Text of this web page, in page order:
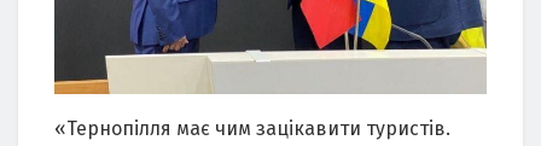
«Тернопілля має чим зацікавити туристів.